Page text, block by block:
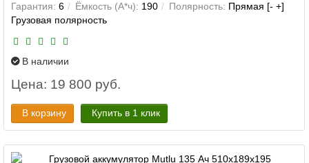
Гарантия: 6 Ёмкость (А*ч): 190 Полярность: Прямая [- +]
Грузовая полярность
В наличии
Цена: 19 800 руб.
В корзину Купить в 1 клик